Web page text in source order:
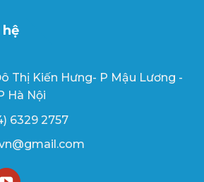
Thị Kiến Hưng- P Mậu Lương -
Hà Nội
6329 2757